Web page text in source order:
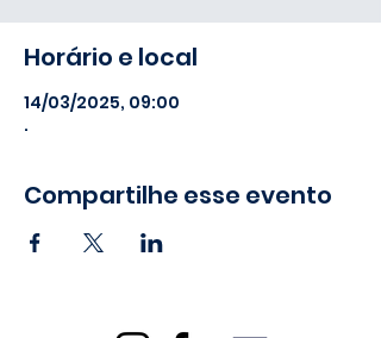
Horário e local
14/03/2025, 09:00
.
Compartilhe esse evento